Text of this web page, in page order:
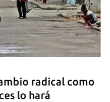
radical como
lo hará